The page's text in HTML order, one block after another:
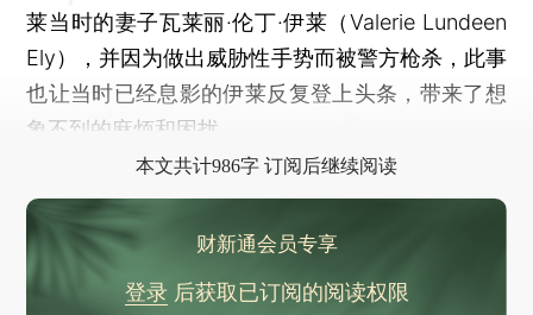
莱当时的妻子瓦莱丽·伦丁·伊莱（Valerie Lundeen
Ely），并因为做出威胁性手势而被警方枪杀，此事
也让当时已经息影的伊莱反复登上头条，带来了想
象不到的麻烦和困扰。
本文共计986字 订阅后继续阅读
财新通会员专享
登录后获取已订阅的阅读权限